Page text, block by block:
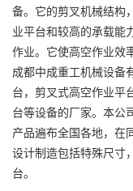
备。它的剪叉机械结构
业平台和较高的承载能
作业。它使高空作业效
成都中成重工机械设备
台，剪叉式高空作业平
台等设备的厂家。本公
产品遍布全国各地，在
设计制造包括特殊尺寸
台。